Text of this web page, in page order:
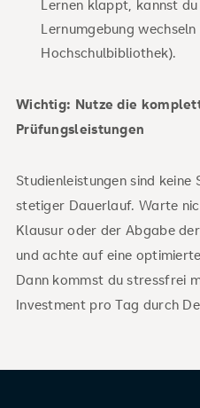
Lernen klappt, kannst
Lernumgebung wechseln
Hochschulbibliothek).
Wichtig: Nutze die
Prüfungsleistungen
Studienleistungen sind keine
stetiger Dauerlauf. Warte
Klausur oder der Abgabe
und achte auf eine optimierte
Dann kommst du stressfrei
Investment pro Tag durch